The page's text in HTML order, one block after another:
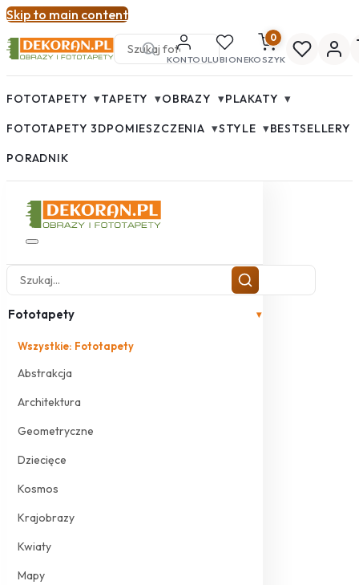
Skip to main content
KONTOULUBIONE
0
KOSZYK
FOTOTAPETY ▾TAPETY ▾OBRAZY ▾PLAKATY ▾
FOTOTAPETY 3DPOMIESZCZENIA ▾STYLE ▾BESTSELLERY
PORADNIK
Fototapety ▾
Wszystkie: Fototapety
Abstrakcja
Architektura
Geometryczne
Dziecięce
Kosmos
Krajobrazy
Kwiaty
Mapy